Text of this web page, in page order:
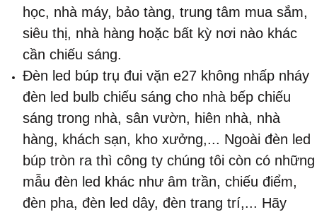
học, nhà máy, bảo tàng, trung tâm mua sắm,
siêu thị, nhà hàng hoặc bất kỳ nơi nào khác
cần chiếu sáng.
Đèn led búp trụ đui vặn e27 không nhấp nháy
đèn led bulb chiếu sáng cho nhà bếp chiếu
sáng trong nhà, sân vườn, hiên nhà, nhà
hàng, khách sạn, kho xưởng,... Ngoài đèn led
búp tròn ra thì công ty chúng tôi còn có những
mẫu đèn led khác như âm trần, chiếu điểm,
đèn pha, đèn led dây, đèn trang trí,... Hãy